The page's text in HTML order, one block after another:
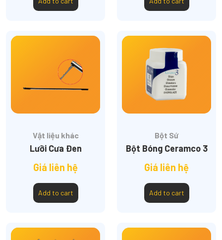
Vật liệu khác
Lưỡi Cưa Đen
Giá liên hệ
Add to cart
Bột Sứ
Bột Bóng Ceramco 3
Giá liên hệ
Add to cart